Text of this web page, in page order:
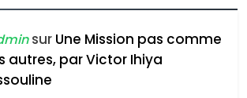
CE QUI NOUS MANQUE –
Jacques Hadida
JUDAISME
sur Une Mission pas comme
autres, par Victor Ihiya